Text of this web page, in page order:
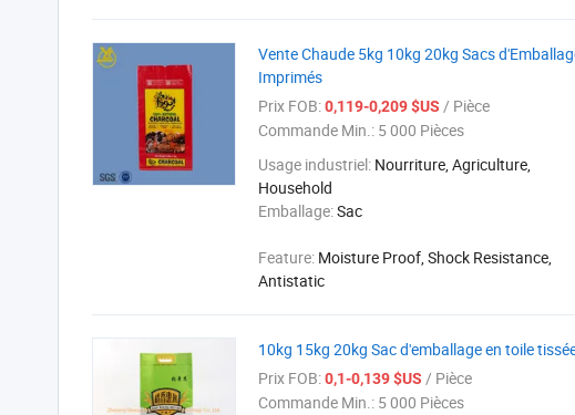
Vente Chaude 5kg 10kg 20kg Sacs
Imprimés
Prix FOB:0,119-0,209 $US / Pièce
Commande Min.: 5 000 Pièces
Usage industriel: Nourriture, Agriculture,
Household
Emballage:Sac
Feature: Moisture Proof, Shock Resistance,
Antistatic
10kg 15kg 20kg Sac d'emballage en toile
Prix FOB:0,1-0,139 $US / Pièce
Commande Min.: 5 000 Pièces